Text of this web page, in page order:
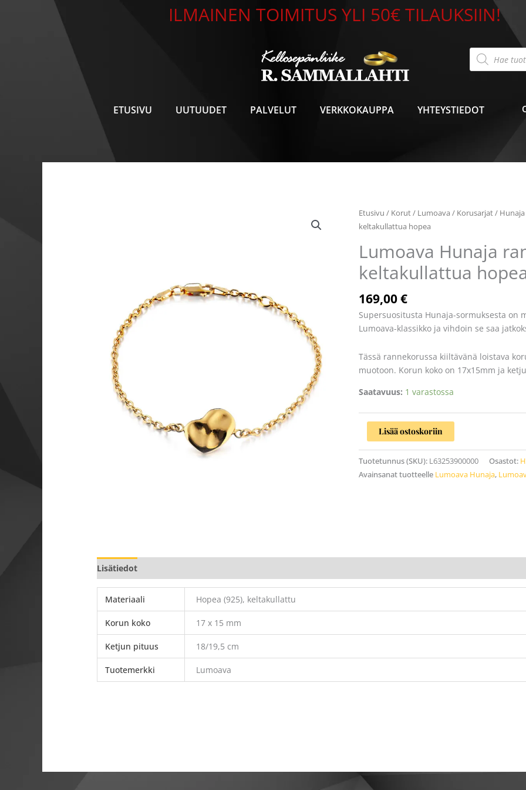
ILMAINEN TOIMITUS YLI 50€ TILAUKSIIN!
Products
search
ETUSIVU UUTUUDET PALVELUT VERKKOKAUPPA YHTEYSTIEDOT
Etusivu / Korut/ Lumoava / Korusarjat/ Hunaja
keltakullattua hopea
Lumoava Hunaja
keltakullattua
169,00€
Supersuositusta Hunaja-sormuksesta on
Lumoava-klassikko ja vihdoin se saa
Tässä rannekorussa kiiltävänä loistava
muotoon. Korun koko on 17x15mm ja
Saatavuus: 1 varastossa
Lumoava
Hunaja
keltakullattua
hopea
määrä
Lisää ostoskoriin
Tuotetunnus (SKU): L63253900000 Osastot:
Avainsanat tuotteelle Lumoava Hunaja,
Lisätiedot
Materiaali Hopea (925), keltakullattu
Korun koko 17 x 15 mm
Ketjun pituus 18/19,5 cm
Tuotemerkki Lumoava